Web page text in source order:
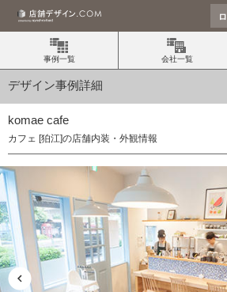
事例一覧 会社一覧
デザイン事例詳細
komae cafe
カフェ [狛江]の店舗内装・外観情報